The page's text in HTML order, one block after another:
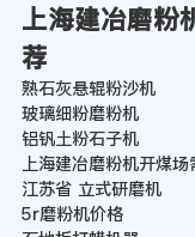
上海建冶磨粉
荐
熟石灰悬辊粉沙机
玻璃细粉磨粉机
铝钒土粉石子机
上海建冶磨粉机开煤
江苏省 立式研磨机
5r磨粉机价格